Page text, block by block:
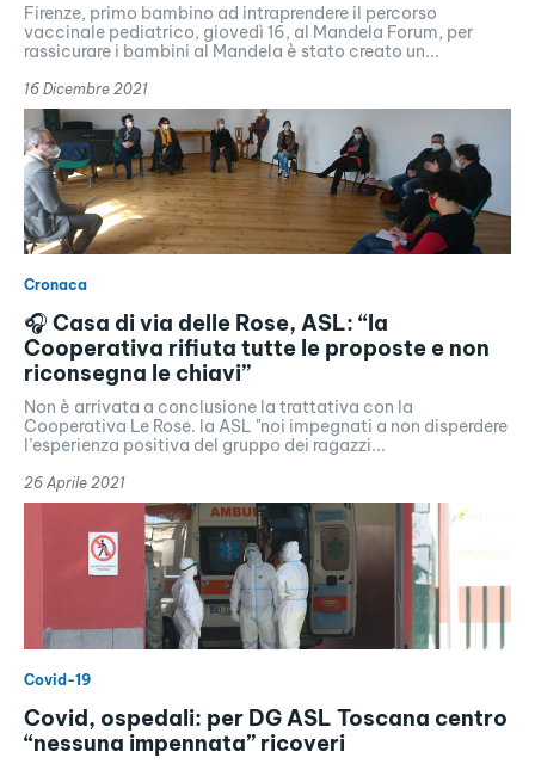
Firenze, primo bambino ad intraprendere il percorso
vaccinale pediatrico, giovedì 16, al Mandela Forum, per
rassicurare i bambini al Mandela è stato creato un...
16 Dicembre 2021
Cronaca
🎧 Casa di via delle Rose, ASL: “la
Cooperativa rifiuta tutte le proposte e non
riconsegna le chiavi”
Non è arrivata a conclusione la trattativa con la
Cooperativa Le Rose. la ASL "noi impegnati a non disperdere
l’esperienza positiva del gruppo dei ragazzi...
26 Aprile 2021
Covid-19
Covid, ospedali: per DG ASL Toscana centro
“nessuna impennata” ricoveri